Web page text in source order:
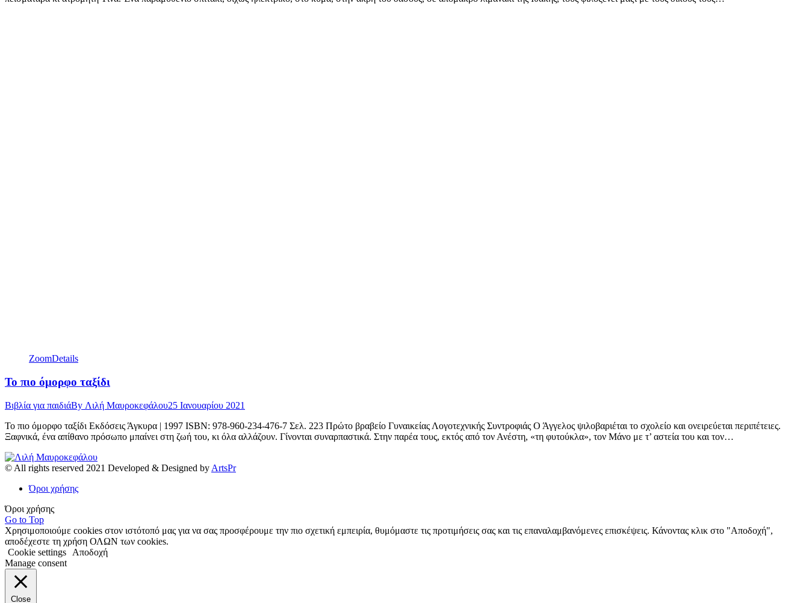
ZoomDetails
Το πιο όμορφο ταξίδι
Βιβλία για παιδιάBy Λιλή Μαυροκεφάλου25 Ιανουαρίου 2021
Το πιο όμορφο ταξίδι Εκδόσεις Άγκυρα | 1997 ISBN: 978-960-234-476-7 Σελ. 223 Πρώτο βραβείο Γυναικείας Λογοτεχνικής Συντροφιάς Ο Άγγελος ψιλοβαριέται το σχολείο και ονειρεύεται περιπέτειες.
Ξαφνικά, ένα απίθανο πρόσωπο μπαίνει στη ζωή του, κι όλα αλλάζουν. Γίνονται συναρπαστικά. Στην παρέα τους, εκτός από τον Ανέστη, «τη φυτούκλα», τον Μάνο με τ’ αστεία του και τον…
© All rights reserved 2021 Developed & Designed by ArtsPr
Όροι χρήσης
Όροι χρήσης
Go to Top
Χρησιμοποιούμε cookies στον ιστότοπό μας για να σας προσφέρουμε την πιο σχετική εμπειρία, θυμόμαστε τις προτιμήσεις σας και τις επαναλαμβανόμενες επισκέψεις. Κάνοντας κλικ στο "Αποδοχή",
αποδέχεστε τη χρήση ΟΛΩΝ των cookies.
Cookie settings
Αποδοχή
Manage consent
Close